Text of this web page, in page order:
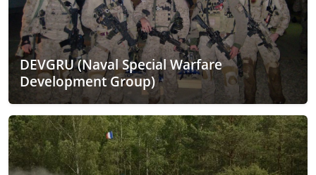
DEVGRU (Naval Special Warfare
Development Group)